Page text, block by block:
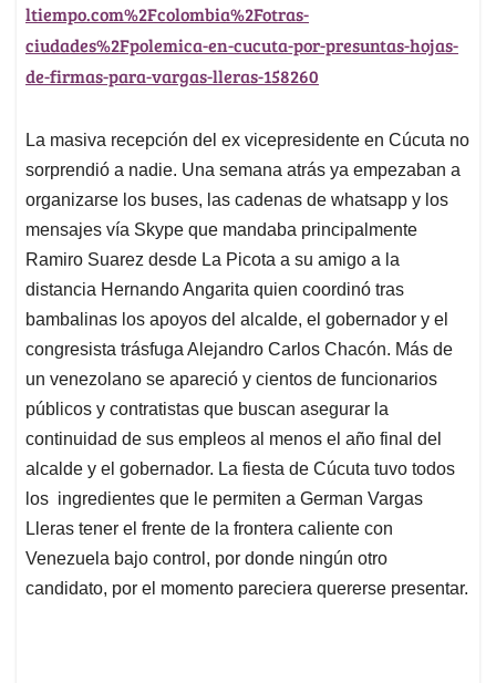
ltiempo.com%2Fcolombia%2Fotras-
ciudades%2Fpolemica-en-cucuta-por-presuntas-hojas-
de-firmas-para-vargas-lleras-158260
La masiva recepción del ex vicepresidente en Cúcuta no
sorprendió a nadie. Una semana atrás ya empezaban a
organizarse los buses, las cadenas de whatsapp y los
mensajes vía Skype que mandaba principalmente
Ramiro Suarez desde La Picota a su amigo a la
distancia Hernando Angarita quien coordinó tras
bambalinas los apoyos del alcalde, el gobernador y el
congresista trásfuga Alejandro Carlos Chacón. Más de
un venezolano se apareció y cientos de funcionarios
públicos y contratistas que buscan asegurar la
continuidad de sus empleos al menos el año final del
alcalde y el gobernador. La fiesta de Cúcuta tuvo todos
los ingredientes que le permiten a German Vargas
Lleras tener el frente de la frontera caliente con
Venezuela bajo control, por donde ningún otro
candidato, por el momento pareciera quererse presentar.